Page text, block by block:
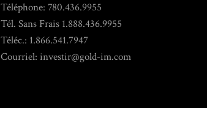
Téléphone: 780.436.9955
Tél. Sans Frais 1.888.436.9955
Téléc.: 1.866.541.7947
Courriel:investir@gold-im.com